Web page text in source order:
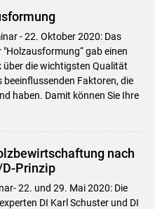
- 22. Oktober 2020: Das
"Holzausformung“ gab einen
über die wichtigsten Qualität
beeinflussenden Faktoren, die
haben. Damit können Sie Ihre
nach
Prinzip
22. und 29. Mai 2020: Die
DI Karl Schuster und DI